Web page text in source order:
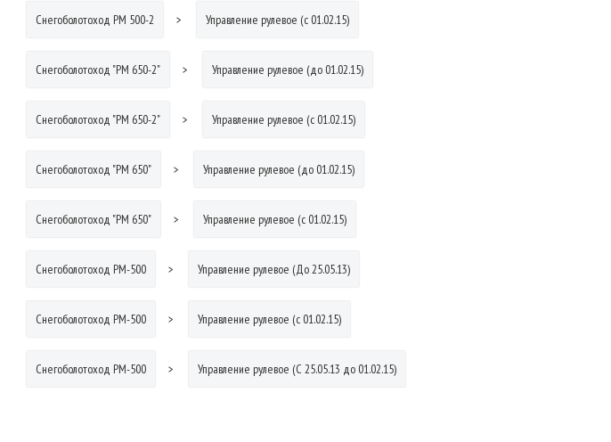
Снегоболотоход РМ 500-2 Управление рулевое (с 01.02.15)
Снегоболотоход "РМ 650-2" Управление рулевое (до 01.02.15)
Снегоболотоход "РМ 650-2" Управление рулевое (с 01.02.15)
Снегоболотоход "РМ 650" Управление рулевое (до 01.02.15)
Снегоболотоход "РМ 650" Управление рулевое (с 01.02.15)
Снегоболотоход РМ-500 Управление рулевое (До 25.05.13)
Снегоболотоход РМ-500 Управление рулевое (с 01.02.15)
Снегоболотоход РМ-500 Управление рулевое (С 25.05.13 до 01.02.15)